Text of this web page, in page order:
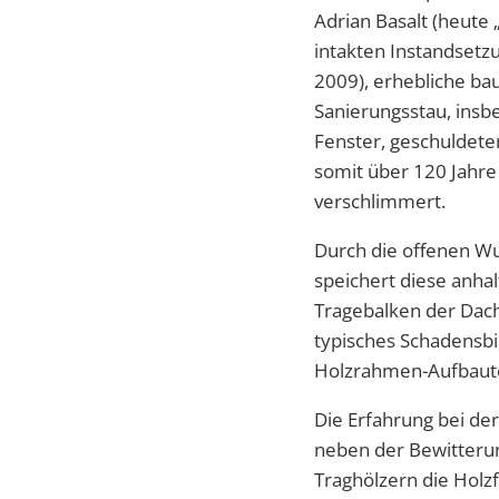
Adrian Basalt (heute
intakten
2009), erhebliche
Sanierungsstau,
Fenster,
somit über 120
verschlimmert.
Durch die offenen
speichert diese
Tragebalken der
typisches
Holzrahmen-
Die Erfahrung bei
neben der
Traghölzern die